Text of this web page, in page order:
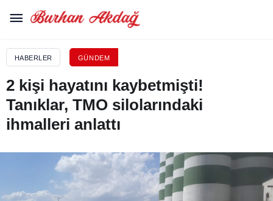
HABERLER GÜNDEM
2 kişi hayatını kaybetmişti!
Tanıklar, TMO silolarındaki
ihmalleri anlattı